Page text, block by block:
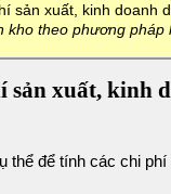
sản xuất, kinh doanh
kho theo phương pháp
xuất, kinh
để tính các chi phí